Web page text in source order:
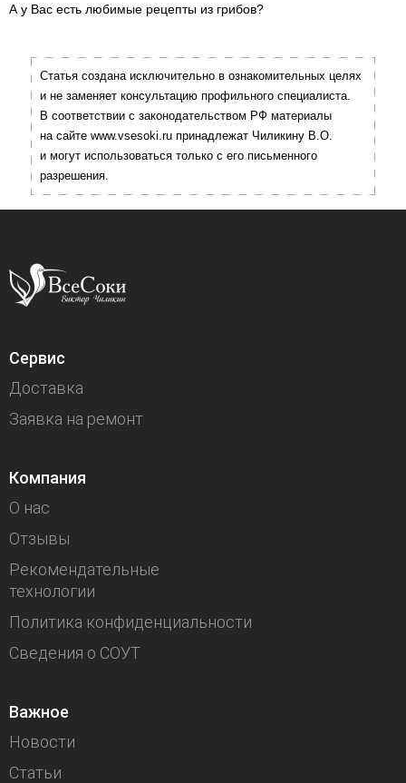
А у Вас есть любимые рецепты из грибов?
Статья создана исключительно в ознакомительных целях
и не заменяет консультацию профильного специалиста.
В соответствии с законодательством РФ материалы
на сайте www.vsesoki.ru принадлежат Чиликину В.О.
и могут использоваться только с его письменного
разрешения.
Сервис
Доставка
Заявка на ремонт
Компания
О нас
Отзывы
Рекомендательные
технологии
Политика конфиденциальности
Сведения о СОУТ
Важное
Новости
Статьи